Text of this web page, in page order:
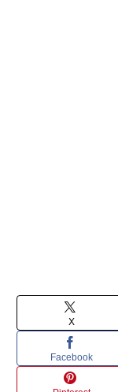
X
Facebook